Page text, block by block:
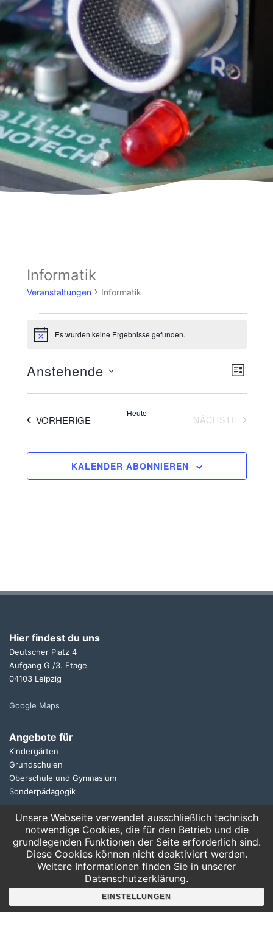
Informatik
Veranstaltungen Informatik
HinweisEs wurden keine Ergebnisse gefunden.
LISTE
Anstehende
wählen.
VORHERIGEVERANSTALTUNGEN
Heute
NÄCHSTE
KALENDER ABONNIEREN
Hier findest du uns
Deutscher Platz 4
Aufgang G /3. Etage
04103 Leipzig
Google Maps
Angebote für
Kindergärten
Grundschulen
Oberschule und Gymnasium
Sonderpädagogik
Telefon:
0341 125 97 57
Service
Bankverbindung
Mitgliederbereich
Unsere Webseite verwendet ausschließlich technisch
notwendige Cookies, die für den Betrieb und die
grundlegenden Funktionen der Seite erforderlich sind.
Diese Cookies können nicht deaktiviert werden.
Weitere Informationen finden Sie in unserer
Datenschutzerklärung.
EINSTELLUNGEN